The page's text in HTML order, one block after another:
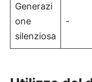
Generazi
one
silenziosa
-